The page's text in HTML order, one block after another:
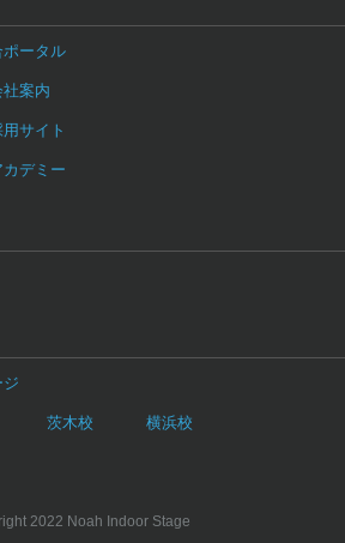
ータル
案内
サイト
デミー
茨木校 横浜校
2022 Noah Indoor Stage